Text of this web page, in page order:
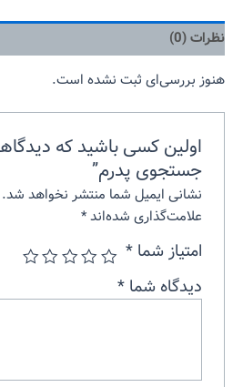
نظرات (0)
هنوز بررسی‌ای ثبت نشده است.
اولین کسی باشید که
جستجوی پدرم”
نشانی ایمیل شما منتشر نخواهد شد.
علامت‌گذاری شده‌اند*
امتیاز شما*
دیدگاه شما*